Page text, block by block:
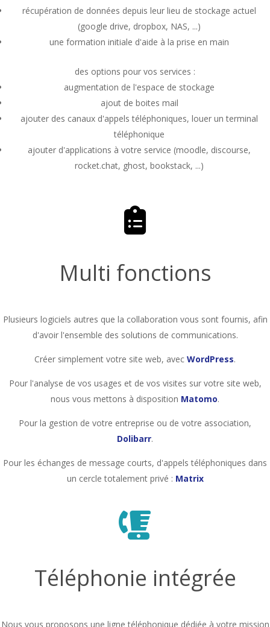
récupération de données depuis leur lieu de stockage actuel
(google drive, dropbox, NAS, ...)
une formation initiale d'aide à la prise en main
des options pour vos services :
augmentation de l'espace de stockage
ajout de boites mail
ajouter des canaux d'appels téléphoniques, louer un terminal
téléphonique
ajouter d'applications à votre service (moodle, discourse,
rocket.chat, ghost, bookstack, ...)
Multi fonctions
Plusieurs logiciels autres que la collaboration vous sont fournis, afin
d'avoir l'ensemble des solutions de communications.
Créer simplement votre site web, avec WordPress.
Pour l'analyse de vos usages et de vos visites sur votre site web,
nous vous mettons à disposition Matomo.
Pour la gestion de votre entreprise ou de votre association,
Dolibarr.
Pour les échanges de message courts, d'appels téléphoniques dans
un cercle totalement privé : Matrix
Téléphonie intégrée
Nous vous proposons une ligne téléphonique dédiée à votre mission